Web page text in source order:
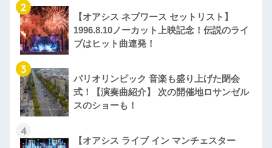
2
【オアシス ネブワース セットリスト】
1996.8.10ノーカット上映記念！伝説のライ
ブはヒット曲連発！
3
パリオリンピック 音楽も盛り上げた閉会
式！【演奏曲紹介】 次の開催地ロサンゼル
スのショーも！
4
【オアシス ライブ イン マンチェスター